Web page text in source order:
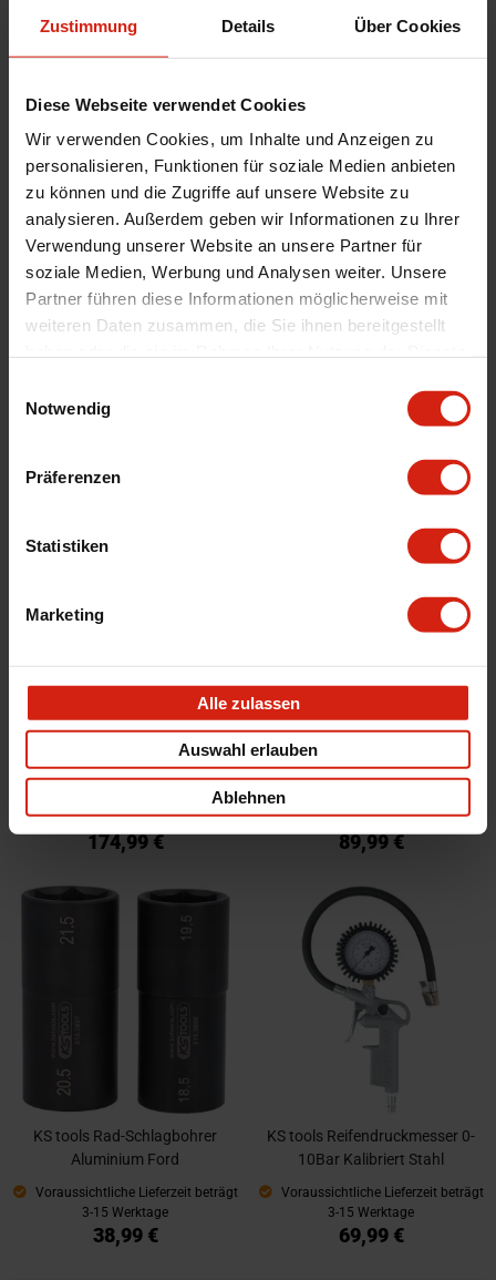
Zustimmung Details Über Cookies
Diese Webseite verwendet Cookies
Wir verwenden Cookies, um Inhalte und Anzeigen zu
personalisieren, Funktionen für soziale Medien anbieten
zu können und die Zugriffe auf unsere Website zu
analysieren. Außerdem geben wir Informationen zu Ihrer
Verwendung unserer Website an unsere Partner für
soziale Medien, Werbung und Analysen weiter. Unsere
Partner führen diese Informationen möglicherweise mit
weiteren Daten zusammen, die Sie ihnen bereitgestellt
Notwendig
Präferenzen
Statistiken
Marketing
Alle zulassen
Auswahl erlauben
Ablehnen
3-15 Werktage
20,99 €
3-15 Werktage
154,99 €
Voraussichtliche Lieferzeit beträgt
Voraussichtliche Lieferzeit beträgt
3-15 Werktage
KS tools Schlagschrauber THE
DEVIL 2000Nm Aluminium
Voraussichtliche Lieferzeit beträgt
3-15 Werktage
174,99 €
KS tools Rad-Schlagbohrer
Aluminium
Voraussichtliche Lieferzeit beträgt
3-15 Werktage
89,99 €
KS tools Rad-Schlagbohrer
Aluminium Ford
Voraussichtliche Lieferzeit beträgt
3-15 Werktage
38,99 €
KS tools Reifendruckmesser 0-
10Bar Kalibriert Stahl
Voraussichtliche Lieferzeit beträgt
3-15 Werktage
69,99 €